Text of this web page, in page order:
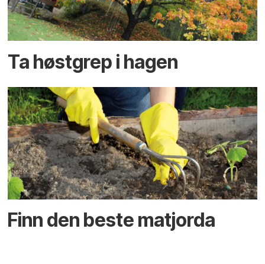
Ta høstgrep i hagen
Finn den beste matjorda